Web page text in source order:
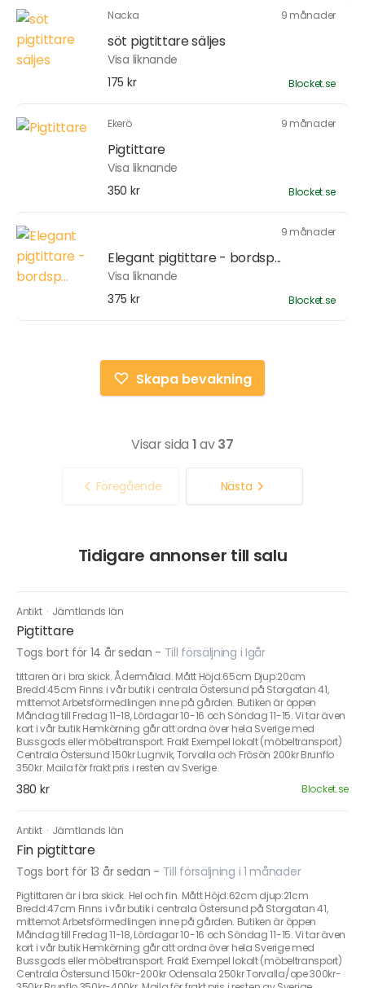
Nacka 9 månader
söt pigtittare säljes
Visa liknande
175 kr
Blocket.se
Ekerö 9 månader
Pigtittare
Visa liknande
350 kr
Blocket.se
9 månader
Elegant pigtittare - bordsp...
Visa liknande
375 kr
Blocket.se
Skapa bevakning
Visar sida 1av37
Föregående Nästa
Tidigare annonser till salu
Antikt · Jämtlands län
Pigtittare
Togs bort för 14 år sedan - Till försäljning i Igår
tittaren är i bra skick. Ådermålad. Mått Höjd:65cm Djup:20cm
Bredd:45cm Finns i vår butik i centrala Östersund på Storgatan 41,
mittemot Arbetsförmedlingen inne på gården. Butiken är öppen
Måndag till Fredag 11-18, Lördagar 10-16 och Söndag 11-15. Vi tar även
kort i vår butik Hemkörning går att ordna över hela Sverige med
Bussgods eller möbeltransport. Frakt Exempel lokalt (möbeltransport)
Centrala Östersund 150kr Lugnvik, Torvalla och Frösön 200kr Brunflo
350kr. Maila för frakt pris i resten av Sverige.
380 kr Blocket.se
Antikt · Jämtlands län
Fin pigtittare
Togs bort för 13 år sedan - Till försäljning i 1 månader
Pigtittaren är i bra skick. Hel och fin. Mått Höjd:62cm djup:21cm
Bredd:47cm Finns i vår butik i centrala Östersund på Storgatan 41,
mittemot Arbetsförmedlingen inne på gården. Butiken är öppen
Måndag till Fredag 11-18, Lördagar 10-16 och Söndag 11-15. Vi tar även
kort i vår butik Hemkörning går att ordna över hela Sverige med
Bussgods eller möbeltransport. Frakt Exempel lokalt (möbeltransport)
Centrala Östersund 150kr-200kr Odensala 250kr Torvalla/ope 300kr-